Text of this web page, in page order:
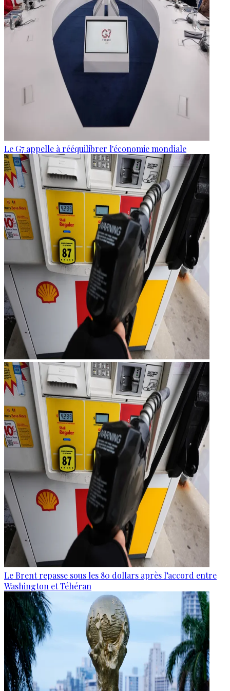
Le G7 appelle à rééquilibrer l'économie mondiale
Le Brent repasse sous les 80 dollars après l’accord entre
Washington et Téhéran